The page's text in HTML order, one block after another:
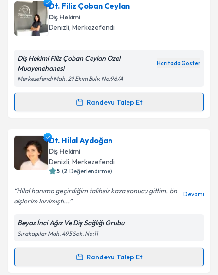
Takvim Talebini Gönder
Dt. İrfan Akpınariçin randevu takvimi talebi
oluşturun. Size bu uzmandan randevu almanız için bir
takvim hazırlandığında e-posta ile bilgilendireceğiz.
Kişisel verilerimin işlenmesine ilişkinAydınlatma
'ni okudum ve kişisel verilerimin belirtilen
kapsamda işlenmesini kabul ediyorum.
Takvim Talebini Gönder
Dt. Filiz Çoban Ceylan
Diş Hekimi
Denizli, Merkezefendi
Diş Hekimi Filiz Çoban Ceylan Özel
Muayenehanesi
Haritada Göster
Merkezefendi Mah. 29 Ekim Bulv. No:96/A
Randevu Talep Et
Randevu Takvimi Talebi
Dt. Filiz Çoban Ceylaniçin randevu takvimi talebi
oluşturun. Size bu uzmandan randevu almanız için bir
takvim hazırlandığında e-posta ile bilgilendireceğiz.
Kişisel verilerimin işlenmesine ilişkin
Metni'ni okudum ve kişisel verilerimin belirtilen
kapsamda işlenmesini kabul ediyorum.
Dt. Hilal Aydoğan
Diş Hekimi
Denizli, Merkezefendi
5 (2 Değerlendirme)
Hilal hanıma geçirdiğim talihsiz kaza sonucu gittim. ön
dişlerim kırılmıştı...
Devamı
Beyaz İnci Ağız Ve Diş Sağlığı Grubu
Sırakapılar Mah. 495 Sok. No:11
Randevu Talep Et
Randevu Takvimi Talebi